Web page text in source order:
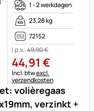
volièregaas
verzinkt +
1 - 2 werkdagen
23,28 kg
72152
i.p.v.:49,90€
44,91 €
Belastinginformatie:
Incl. btwexcl.
verzendkosten